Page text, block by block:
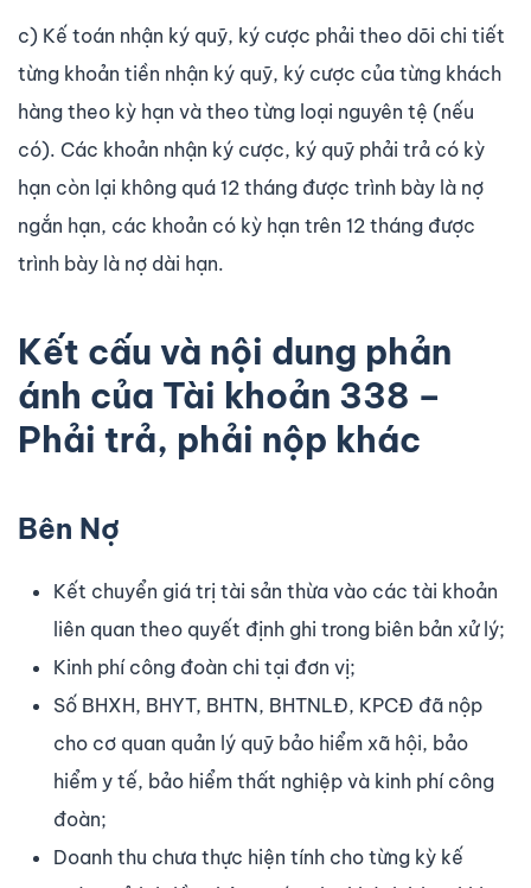
c) Kế toán nhận ký quỹ, ký cược phải theo dõi chi tiết
từng khoản tiền nhận ký quỹ, ký cược của từng khách
hàng theo kỳ hạn và theo từng loại nguyên tệ (nếu
có). Các khoản nhận ký cược, ký quỹ phải trả có kỳ
hạn còn lại không quá 12 tháng được trình bày là nợ
ngắn hạn, các khoản có kỳ hạn trên 12 tháng được
trình bày là nợ dài hạn.
Kết cấu và nội dung phản
ánh của Tài khoản 338 –
Phải trả, phải nộp khác
Bên Nợ
Kết chuyển giá trị tài sản thừa vào các tài khoản
liên quan theo quyết định ghi trong biên bản xử lý;
Kinh phí công đoàn chi tại đơn vị;
Số BHXH, BHYT, BHTN, BHTNLĐ, KPCĐ đã nộp
cho cơ quan quản lý quỹ bảo hiểm xã hội, bảo
hiểm y tế, bảo hiểm thất nghiệp và kinh phí công
đoàn;
Doanh thu chưa thực hiện tính cho từng kỳ kế